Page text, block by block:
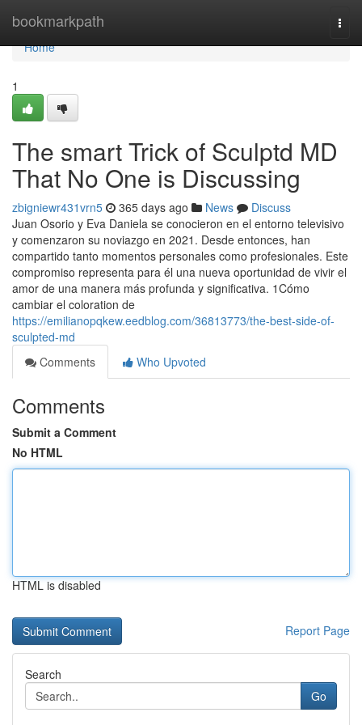
bookmarkpath
Home
Home
1
The smart Trick of Sculptd MD
That No One is Discussing
zbigniewr431vrn5 365 days ago News
Discuss
Juan Osorio y Eva Daniela se conocieron en el entorno televisivo
y comenzaron su noviazgo en 2021. Desde entonces, han
compartido tanto momentos personales como profesionales. Este
compromiso representa para él una nueva oportunidad de vivir el
amor de una manera más profunda y significativa. 1Cómo
cambiar el coloration de
https://emilianopqkew.eedblog.com/36813773/the-best-side-of-
sculpted-md
Comments
Who Upvoted
Comments
Submit a Comment
No HTML
HTML is disabled
Report Page
Search
Go